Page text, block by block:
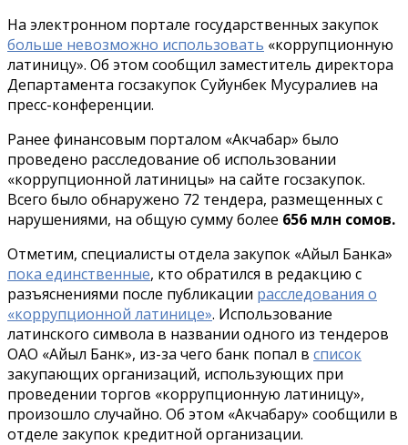
На электронном портале государственных закупок
больше невозможно использовать «коррупционную
латиницу». Об этом сообщил заместитель директора
Департамента госзакупок Суйунбек Мусуралиев на
пресс-конференции.
Ранее финансовым порталом «Акчабар» было
проведено расследование об использовании
«коррупционной латиницы» на сайте госзакупок.
Всего было обнаружено 72 тендера, размещенных с
нарушениями, на общую сумму более 656 млн сомов.
Отметим, специалисты отдела закупок «Айыл Банка»
пока единственные, кто обратился в редакцию с
разъяснениями после публикации расследования о
«коррупционной латинице». Использование
латинского символа в названии одного из тендеров
ОАО «Айыл Банк», из-за чего банк попал в список
закупающих организаций, использующих при
проведении торгов «коррупционную латиницу»,
произошло случайно. Об этом «Акчабару» сообщили в
отделе закупок кредитной организации.